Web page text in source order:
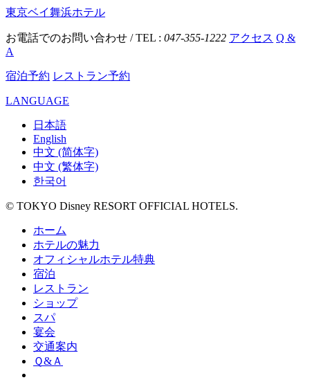
東京ベイ舞浜ホテル
お電話でのお問い合わせ / TEL : 047-355-1222 アクセス Q &
A
宿泊予約 レストラン予約
LANGUAGE
日本語
English
中文 (简体字)
中文 (繁体字)
한국어
© TOKYO Disney RESORT OFFICIAL HOTELS.
ホーム
ホテルの魅力
オフィシャルホテル特典
宿泊
レストラン
ショップ
スパ
宴会
交通案内
Ｑ&Ａ